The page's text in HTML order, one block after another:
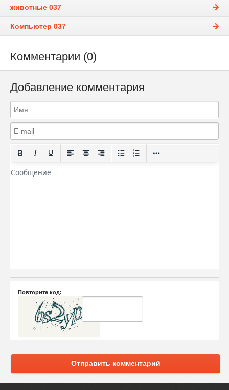
животные 037
Компьютер 037
Комментарии (0)
Добавление комментария
Повторите код:
Отправить комментарий